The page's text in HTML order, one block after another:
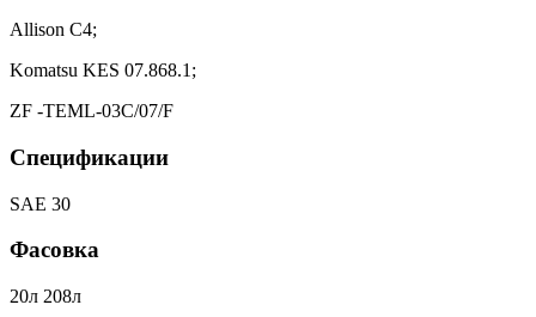
Allison C4;
Komatsu KES 07.868.1;
ZF -TEML-03С/07/F
Спецификации
SAE 30
Фасовка
20л 208л